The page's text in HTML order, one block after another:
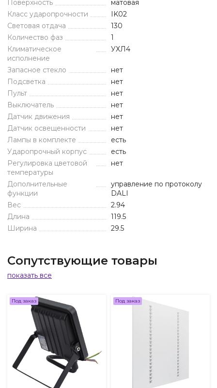
Поверхность
матовая
Класс ударопрочности
IK02
Световая отдача
130
Количество фаз
1
Климатическое
исполнение
УХЛ4
Запасное стекло
нет
Подсветка
нет
Пульт
нет
Выключатель
нет
Датчик движения
нет
Датчик освещенности
нет
Лампы в комплекте
есть
Ударопрочный корпус
есть
Регулировка цветовой
температуры
нет
Дополнительные
функции
управление по протоколу
DALI
Вес
2.94
Длина
119.5
Ширина
29.5
Сопутствующие товары
показать все
Под заказ Под заказ